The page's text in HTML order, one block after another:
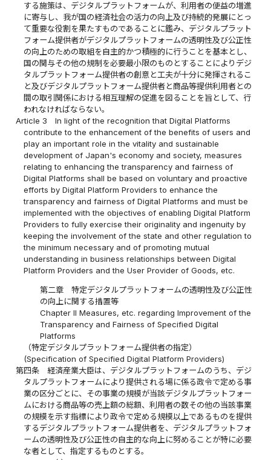
する施策は、デジタルプラットフォームが、利用者の便益の増進
に寄与し、我が国の経済社会の活力の向上及び持続的発展にとっ
て重要な役割を果たすものであることに鑑み、デジタルプラット
フォーム提供者がデジタルプラットフォームの透明性及び公正性
の向上のための取組を自主的かつ積極的に行うことを基本とし、
国の関与その他の規制を必要最小限のものとすることによりデジ
タルプラットフォーム提供者の創意と工夫が十分に発揮されるこ
と及びデジタルプラットフォーム提供者と商品等提供利用者との
間の取引関係における相互理解の促進を図ることを旨として、行
われなければならない。
Article 3
In light of the recognition that Digital Platforms
contribute to the enhancement of the benefits of users and
play an important role in the vitality and sustainable
development of Japan's economy and society, measures
relating to enhancing the transparency and fairness of
Digital Platforms shall be based on voluntary and proactive
efforts by Digital Platform Providers to enhance the
transparency and fairness of Digital Platforms and must be
implemented with the objectives of enabling Digital Platform
Providers to fully exercise their originality and ingenuity by
keeping the involvement of the state and other regulation to
the minimum necessary and of promoting mutual
understanding in business relationships between Digital
Platform Providers and the User Provider of Goods, etc.
第二章 特定デジタルプラットフォームの透明性及び公正性
の向上に関する措置等
Chapter II Measures, etc. regarding Improvement of the
Transparency and Fairness of Specified Digital
Platforms
（特定デジタルプラットフォーム提供者の指定）
(Specification of Specified Digital Platform Providers)
第四条
経済産業大臣は、デジタルプラットフォームのうち、デジ
タルプラットフォームにより提供される場に係る政令で定める事
業の区分ごとに、その事業の規模が当該デジタルプラットフォー
ムにおける商品等の売上額の総額、利用者の数その他の当該事業
の規模を示す指標により政令で定める規模以上であるものを提供
するデジタルプラットフォーム提供者を、デジタルプラットフォ
ームの透明性及び公正性の自主的な向上に努めることが特に必要
な者として、指定するものとする。